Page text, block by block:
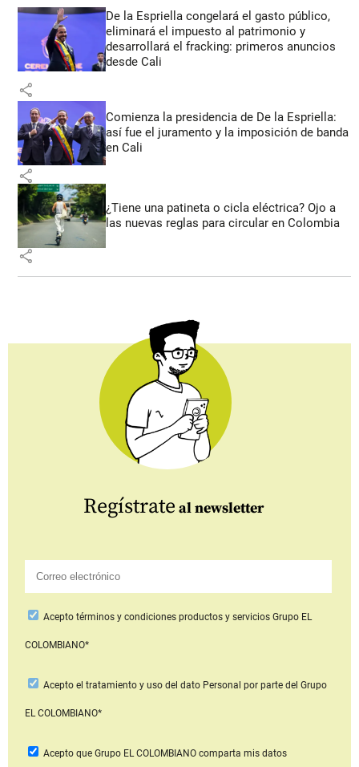
De la Espriella congelará el gasto público,
eliminará el impuesto al patrimonio y
desarrollará el fracking: primeros anuncios
desde Cali
share
Comienza la presidencia de De la Espriella:
así fue el juramento y la imposición de banda
en Cali
share
¿Tiene una patineta o cicla eléctrica? Ojo a
las nuevas reglas para circular en Colombia
share
Regístrate al newsletter
Aceptotérminos y condiciones productos y serviciosGrupo EL
COLOMBIANO*
Acepto el tratamiento y uso del dato Personal por parte del Grupo
EL COLOMBIANO*
Acepto que Grupo EL COLOMBIANOcomparta mis datos